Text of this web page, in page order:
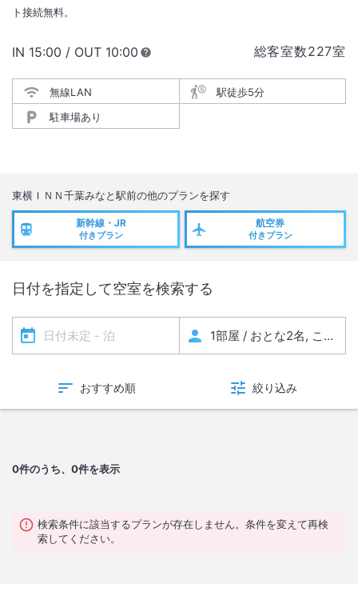
ト接続無料。
総客室数227室
IN チェックイン
15:00 / OUT チェックアウト
10:00
無線LAN
駅徒歩5分
駐車場あり
東横ＩＮＮ千葉みなと駅前の他のプランを探す
新幹線・JR
付きプラン
航空券
付きプラン
日付を指定して空室を検索する
おすすめ順 絞り込み
0件のうち、0件を表示
検索条件に該当するプランが存在しません。条件を変えて再検
索してください。